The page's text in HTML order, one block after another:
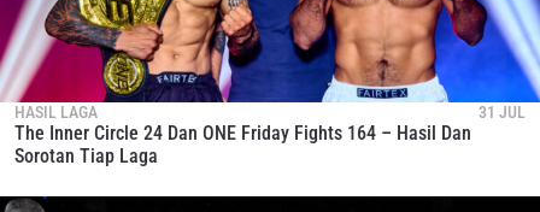
HASIL LAGA 31 JUL
The Inner Circle 24 Dan ONE Friday Fights 164 – Hasil Dan
Sorotan Tiap Laga